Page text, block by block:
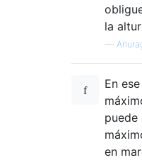
la
—
En
puede
en